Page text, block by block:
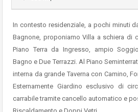
In contesto residenziale, a pochi minuti
Bagnone, proponiamo Villa a schiera di
Piano Terra da Ingresso, ampio
Bagno e Due Terrazzi. Al Piano
interna da grande Taverna con Camino,
Esternamente Giardino esclusivo di
carrabile tramite cancello automatico e